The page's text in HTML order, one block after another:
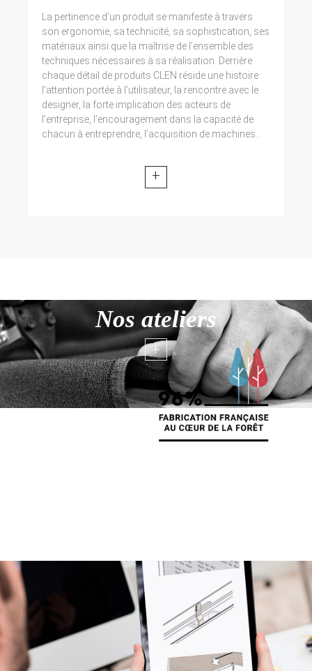
La pertinence d’un produit se manifeste à travers
son ergonomie, sa technicité, sa sophistication, ses
matériaux ainsi que la maîtrise de l’ensemble des
techniques nécessaires à sa réalisation. Derrière
chaque détail de produits CLEN réside une histoire :
l’attention portée à l’utilisateur, la rencontre avec le
designer, la forte implication des acteurs de
l’entreprise, l’encouragement dans la capacité de
chacun à entreprendre, l’acquisition de machines...
+
Nos ateliers
+